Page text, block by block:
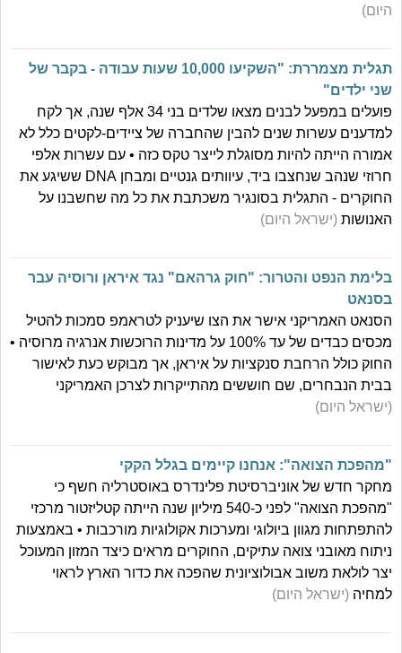
היום)
תגלית מצמררת: "השקיעו 10,000 שעות עבודה - בקבר של
שני ילדים"
פועלים במפעל לבנים מצאו שלדים בני 34 אלף שנה, אך לקח
למדענים עשרות שנים להבין שהחברה של ציידים-לקטים כלל לא
אמורה הייתה להיות מסוגלת לייצר טקס כזה • עם עשרות אלפי
חרוזי שנהב שנחצבו ביד, עיוותים גנטיים ומבחן DNA ששיגע את
החוקרים - התגלית בסונגיר משכתבת את כל מה שחשבנו על
האנושות (ישראל היום)
בלימת הנפט והטרור: "חוק גרהאם" נגד איראן ורוסיה עבר
בסנאט
הסנאט האמריקני אישר את הצו שיעניק לטראמפ סמכות להטיל
מכסים כבדים של עד 100% על מדינות הרוכשות אנרגיה מרוסיה •
החוק כולל הרחבת סנקציות על איראן, אך מבוקש כעת לאישור
בבית הנבחרים, שם חוששים מהתייקרות לצרכן האמריקני
(ישראל היום)
"מהפכת הצואה": אנחנו קיימים בגלל הקקי
מחקר חדש של אוניברסיטת פלינדרס באוסטרליה חשף כי
"מהפכת הצואה" לפני כ-540 מיליון שנה הייתה קטליזטור מרכזי
להתפתחות מגוון ביולוגי ומערכות אקולוגיות מורכבות • באמצעות
ניתוח מאובני צואה עתיקים, החוקרים מראים כיצד המזון המעוכל
יצר לולאת משוב אבולוציונית שהפכה את כדור הארץ לראוי
למחיה (ישראל היום)